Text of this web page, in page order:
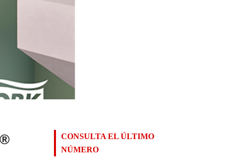
CONSULTA EL ÚLTIMO
NÚMERO